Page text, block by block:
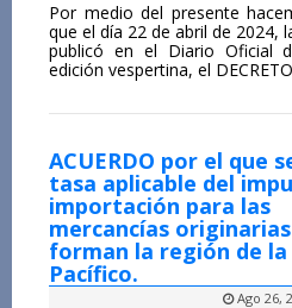
Por medio del presente
que el día 22 de abril de 2024,
publicó en el Diario Oficial
edición vespertina, el
ACUERDO por el que
tasa aplicable del
importación para las
mercancías
forman la región de la
Pacífico.
Ago 26,